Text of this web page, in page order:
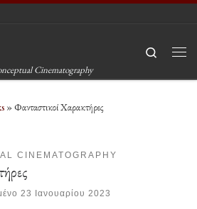
Cinematography
Search
»Φανταστικοί Χαρακτήρες
CINEMATOGRAPHY
23 Ιανουαρίου 2023